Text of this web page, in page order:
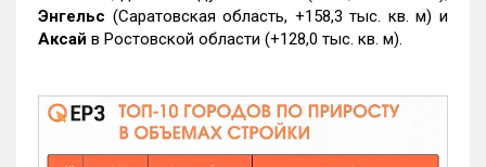
Энгельс (Саратовская область, +158,3 тыс. кв. м) и
Аксай в Ростовской области (+128,0 тыс. кв. м).